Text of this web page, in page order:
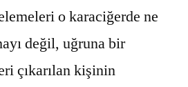
o karaciğerde ne
değil, uğruna bir
çıkarılan kişinin